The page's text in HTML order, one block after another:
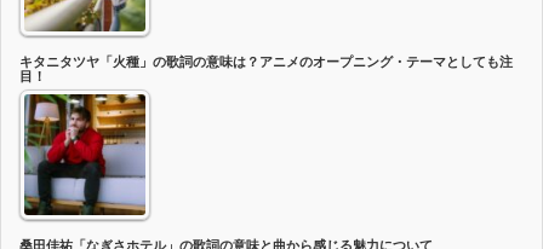
キタニタツヤ「火種」の歌詞の意味は？アニメのオープニング・テーマとしても注
目！
桑田佳祐「なぎさホテル」の歌詞の意味と曲から感じる魅力について